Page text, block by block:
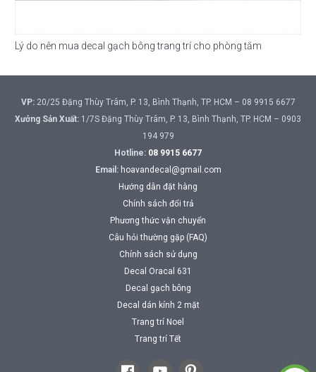
Lý do nên mua decal gạch bông trang trí cho phòng tắm
VP:20/25 Đặng Thùy Trâm, P. 13, Bình Thạnh, TP. HCM – 08 9915 6677
Xưởng Sản Xuất: 1/7S Đặng Thùy Trâm, P. 13, Bình Thạnh, TP. HCM – 0903
194 979
Hotline: 08 9915 6677
Email: hoavandecal@gmail.com
Hướng dẫn đặt hàng
Chính sách đổi trả
Phương thức vận chuyển
Câu hỏi thường gặp (FAQ)
Chính sách sử dụng
Decal Oracal 631
Decal gạch bông
Decal dán kính 2 mặt
Trang trí Noel
Trang trí Tết